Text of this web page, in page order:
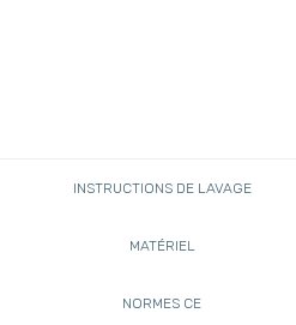
INSTRUCTIONS DE LAVAGE
MATÉRIEL
NORMES CE